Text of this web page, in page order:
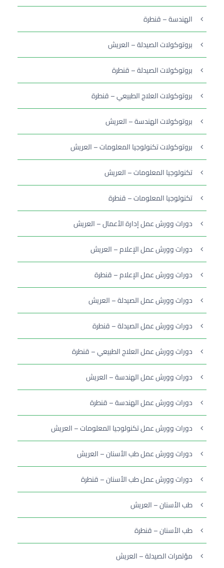
الهندسة – قنطرة
بروتوكولات الصيدلة – العريش
بروتوكولات الصيدلة – قنطرة
بروتوكولات العلاج الطبيعي – قنطرة
بروتوكولات الهندسة – العريش
بروتوكولات تكنولوجيا المعلومات – العريش
تكنولوجيا المعلومات – العريش
تكنولوجيا المعلومات – قنطرة
دورات وورش عمل إدارة الأعمال – العريش
دورات وورش عمل الإعلام – العريش
دورات وورش عمل الإعلام – قنطرة
دورات وورش عمل الصيدلة – العريش
دورات وورش عمل الصيدلة – قنطرة
دورات وورش عمل العلاج الطبيعي – قنطرة
دورات وورش عمل الهندسة – العريش
دورات وورش عمل الهندسة – قنطرة
دورات وورش عمل تكنولوجيا المعلومات – العريش
دورات وورش عمل طب الأسنان – العريش
دورات وورش عمل طب الأسنان – قنطرة
طب الأسنان – العريش
طب الأسنان – قنطرة
مؤتمرات الصيدلة – العريش